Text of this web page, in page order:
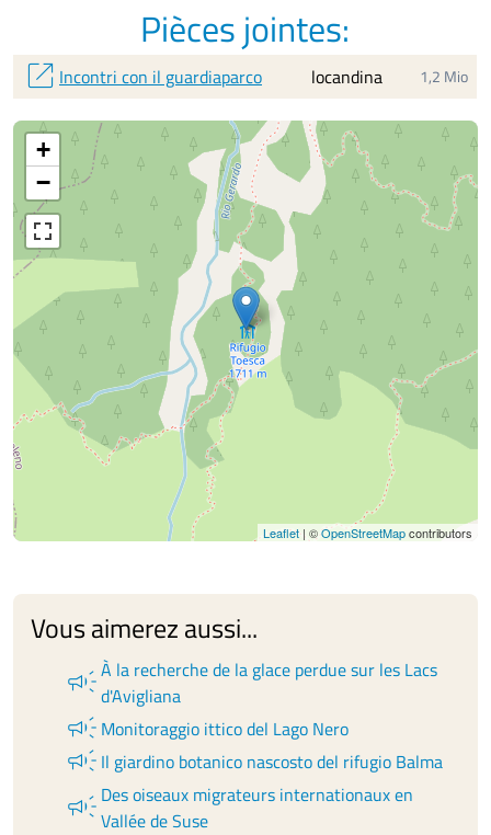
Pièces jointes:
open_in_new Incontri con il guardiaparco locandina 1,2 Mio
+
−
Leaflet| ©OpenStreetMapcontributors
Vous aimerez aussi...
campaignÀ la recherche de la glace perdue sur les Lacs
d'Avigliana
campaign Monitoraggio ittico del Lago Nero
campaign Il giardino botanico nascosto del rifugio Balma
campaign Des oiseaux migrateurs internationaux en
Vallée de Suse